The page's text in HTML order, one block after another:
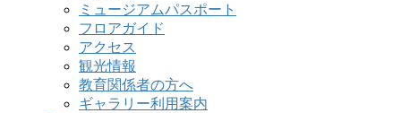
ミュージアムパスポート
フロアガイド
アクセス
観光情報
教育関係者の方へ
ギャラリー利用案内